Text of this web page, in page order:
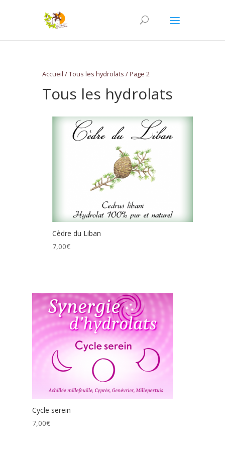
Accueil /Tous les hydrolats / Page 2
Tous les hydrolats
Cèdre du Liban
7,00€
Cycle serein
7,00€